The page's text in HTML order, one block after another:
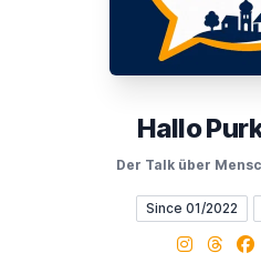
Hallo
Der Talk über
Since 01/2022
Instagram